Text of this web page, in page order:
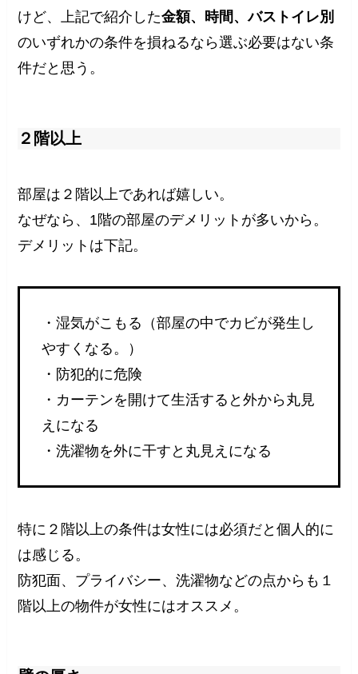
けど、上記で紹介した金額、時間、バストイレ別
のいずれかの条件を損ねるなら選ぶ必要はない条
件だと思う。
２階以上
部屋は２階以上であれば嬉しい。
なぜなら、1階の部屋のデメリットが多いから。
デメリットは下記。
・湿気がこもる（部屋の中でカビが発生し
やすくなる。）
・防犯的に危険
・カーテンを開けて生活すると外から丸見
えになる
・洗濯物を外に干すと丸見えになる
特に２階以上の条件は女性には必須だと個人的に
は感じる。
防犯面、プライバシー、洗濯物などの点からも１
階以上の物件が女性にはオススメ。